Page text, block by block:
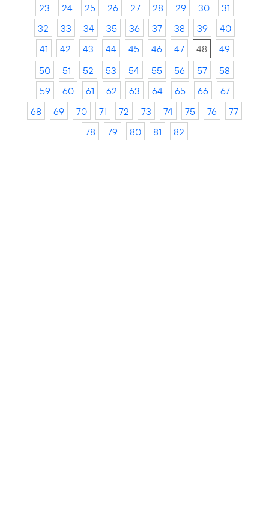
23
24 25 26 27 28 29 30
31
32
33 34 35 36 37 38 39
40
41
42 43 44 45 46 47 48
49
50
51 52 53 54 55 56 57
58
59
60 61 62 63 64 65 66
67
68
69 70 71 72 73 74 75 76
77
78
79 80 81 82